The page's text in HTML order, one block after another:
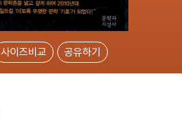
사이즈비교 공유하기